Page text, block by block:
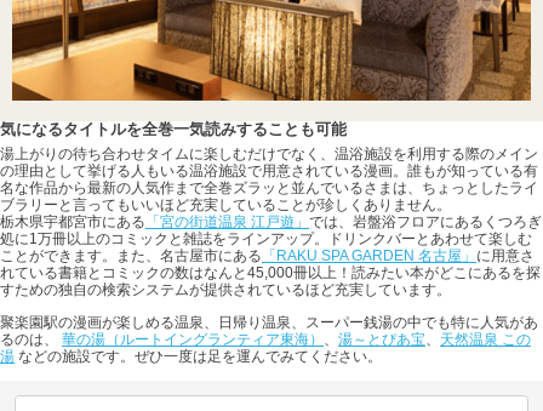
気になるタイトルを全巻一気読みすることも可能
湯上がりの待ち合わせタイムに楽しむだけでなく、温浴施設を利用する際のメイン
の理由として挙げる人もいる温浴施設で用意されている漫画。誰もが知っている有
名な作品から最新の人気作まで全巻ズラッと並んでいるさまは、ちょっとしたライ
ブラリーと言ってもいいほど充実していることが珍しくありません。
栃木県宇都宮市にある 「宮の街道温泉 江戸遊」 では、岩盤浴フロアにあるくつろぎ
処に1万冊以上のコミックと雑誌をラインアップ。ドリンクバーとあわせて楽しむ
ことができます。また、名古屋市にある 「RAKU SPA GARDEN 名古屋」 に用意さ
れている書籍とコミックの数はなんと45,000冊以上！読みたい本がどこにあるを探
すための独自の検索システムが提供されているほど充実しています。
聚楽園駅の漫画が楽しめる温泉、日帰り温泉、スーパー銭湯の中でも特に人気があ
るのは、 華の湯（ルートイングランティア東海） 、 湯～とぴあ宝、 天然温泉 この
湯 などの施設です。ぜひ一度は足を運んでみてください。